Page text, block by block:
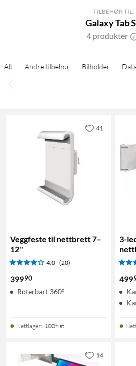
TILBEHØR TIL:
Galaxy Tab
4 produkter
Alt Andre tilbehør Bilholder
Veggfeste til nettbrett 7–
12''
4.0 (20)
39990
Roterbart 360°
Nettlager: 100+ st
41
3-
499
14